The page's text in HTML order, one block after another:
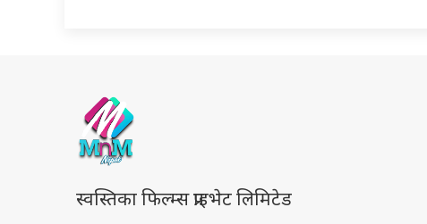
स्वस्तिका फिल्म्स प्राइभेट लिमिटेड